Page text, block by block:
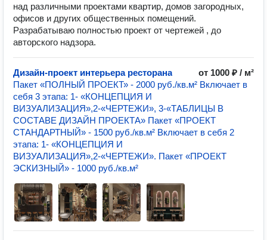
над различными проектами квартир, домов загородных,
офисов и других общественных помещений.
Разрабатываю полностью проект от чертежей , до
авторского надзора.
Дизайн-проект интерьера ресторана
от 1000 ₽ / м²
Пакет «ПОЛНЫЙ ПРОЕКТ» - 2000 руб./кв.м² Включает в
себя 3 этапа: 1- «КОНЦЕПЦИЯ И
ВИЗУАЛИЗАЦИЯ»,2-«ЧЕРТЕЖИ», 3-«ТАБЛИЦЫ В
СОСТАВЕ ДИЗАЙН ПРОЕКТА» Пакет «ПРОЕКТ
СТАНДАРТНЫЙ» - 1500 руб./кв.м² Включает в себя 2
этапа: 1- «КОНЦЕПЦИЯ И
ВИЗУАЛИЗАЦИЯ»,2-«ЧЕРТЕЖИ». Пакет «ПРОЕКТ
ЭСКИЗНЫЙ» - 1000 руб./кв.м²